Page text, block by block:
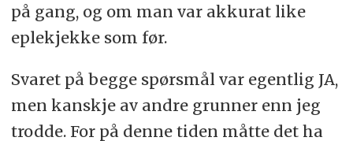
på gang, og om man var akkurat like
eplekjekke som før.
Svaret på begge spørsmål var egentlig JA,
men kanskje av andre grunner enn jeg
trodde. For på denne tiden måtte det ha